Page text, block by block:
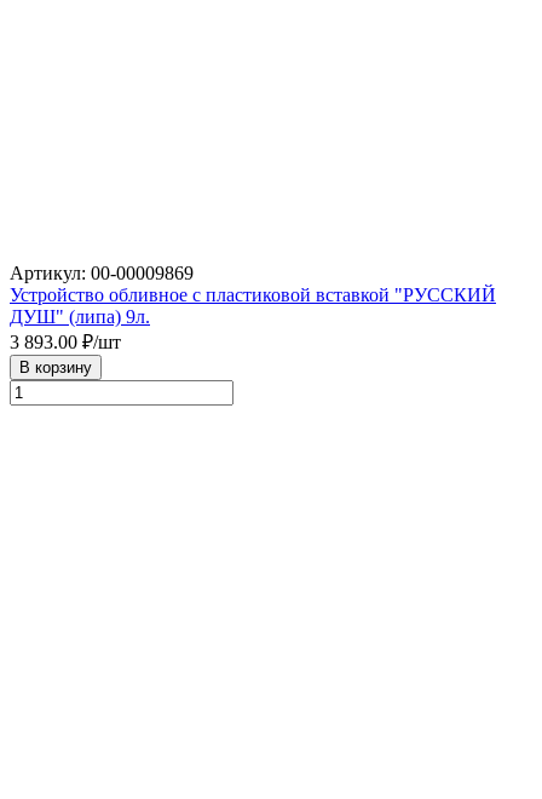
Артикул: 00-00009869
Устройство обливное с пластиковой вставкой "РУССКИЙ
ДУШ" (липа) 9л.
3 893.00 ₽/шт
В корзину